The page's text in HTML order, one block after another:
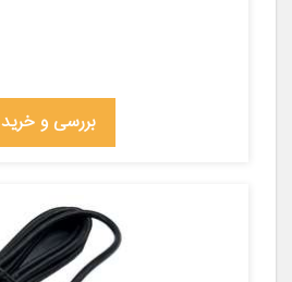
بررسی و خرید